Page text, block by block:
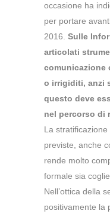
occasione ha
per portare
2016. Sulle
articolati
comunicazione
o irrigiditi, anzi
questo deve
nel percorso di
La
previste, anche
rende molto
formale sia
Nell’ottica della
positivamente la